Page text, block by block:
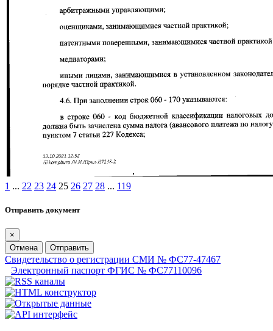
1 ... 22 23 24 25 26 27 28 ... 119
Отправить документ
×
Отмена
Отправить
Свидетельство о регистрации СМИ № ФС77-47467
Электронный паспорт ФГИС № ФС77110096